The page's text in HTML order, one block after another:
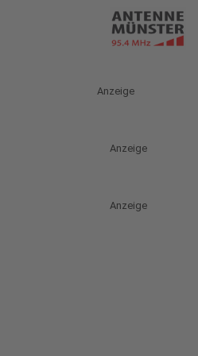
Anzeige
Anzeige
Anzeige